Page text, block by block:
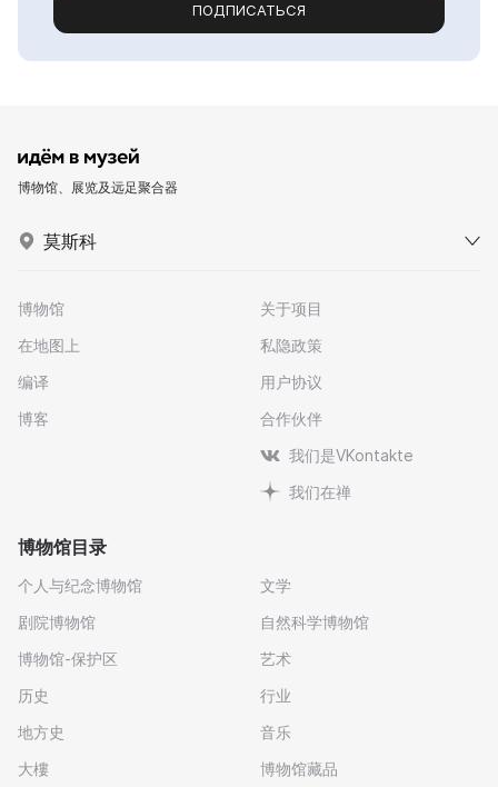
ПОДПИСАТЬСЯ
博物馆、展览及远足聚合器
莫斯科
博物馆
在地图上
编译
博客
关于项目
私隐政策
用户协议
合作伙伴
我们是VKontakte
我们在禅
博物馆目录
个人与纪念博物馆
剧院博物馆
博物馆-保护区
历史
地方史
大樓
文学
自然科学博物馆
艺术
行业
音乐
博物馆藏品